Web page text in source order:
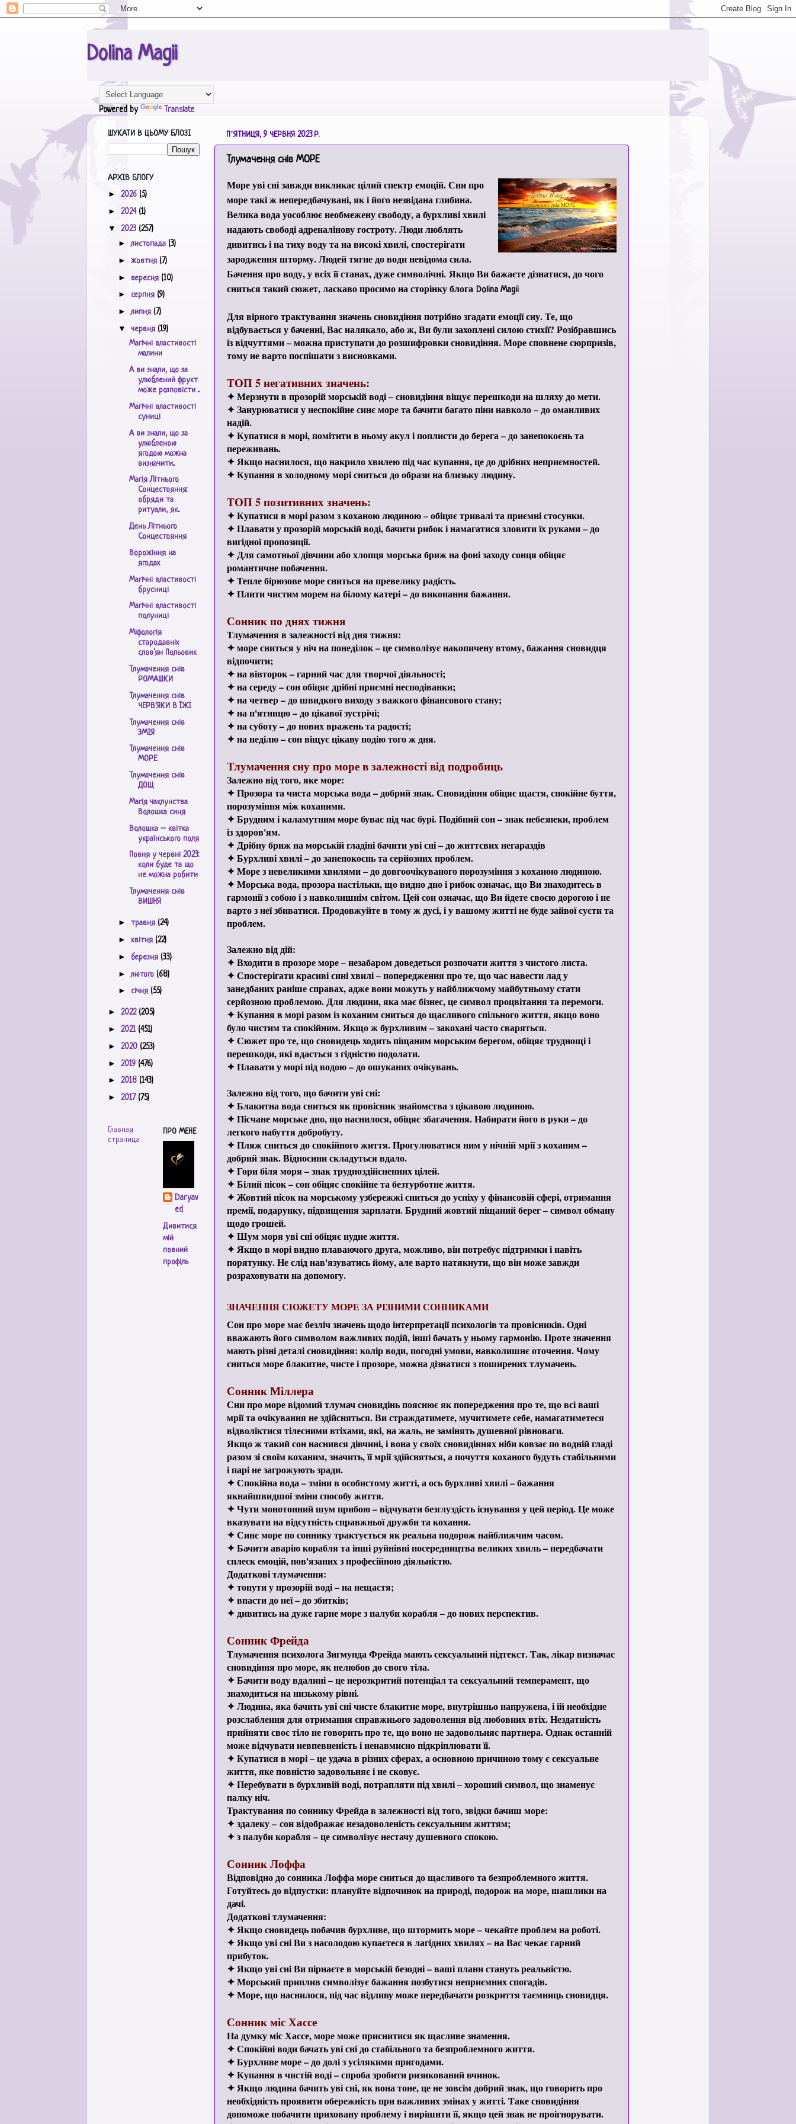
Dolina Magii
Powered by Translate
ПʼЯТНИЦЯ, 9 ЧЕРВНЯ 2023 Р.
Тлумачення снів МОРЕ
Море уві сні завжди викликає цілий спектр емоцій. Сни про
море такі ж непередбачувані, як і його незвідана глибина.
Велика вода уособлює необмежену свободу, а бурхливі хвилі
надають свободі адреналінову гостроту. Люди люблять
дивитись і на тиху воду та на високі хвилі, спостерігати
зародження шторму. Людей тягне до води невідома сила.
Бачення про воду, у всіх її станах, дуже символічні. Якщо Ви бажаєте дізнатися, до чого
сниться такий сюжет, ласкаво просимо на сторінку блога Dolina Magii
Для вірного трактування значень сновидіння потрібно згадати емоції сну. Те, що
відбувається у баченні, Вас налякало, або ж, Ви були захоплені силою стихії? Розібравшись
із відчуттями – можна приступати до розшифровки сновидіння. Море сповнене сюрпризів,
тому не варто поспішати з висновками.
ТОП 5 негативних значень:
✦ Мерзнути в прозорій морській воді – сновидіння віщує перешкоди на шляху до мети.
✦ Занурюватися у неспокійне синє море та бачити багато піни навколо – до оманливих
надій.
✦ Купатися в морі, помітити в ньому акул і поплисти до берега – до занепокоєнь та
переживань.
✦ Якщо наснилося, що накрило хвилею під час купання, це до дрібних неприємностей.
✦ Купання в холодному морі сниться до образи на близьку людину.
ТОП 5 позитивних значень:
✦ Купатися в морі разом з коханою людиною – обіцяє тривалі та приємні стосунки.
✦ Плавати у прозорій морській воді, бачити рибок і намагатися зловити їх руками – до
вигідної пропозиції.
✦ Для самотньої дівчини або хлопця морська бриж на фоні заходу сонця обіцяє
романтичне побачення.
✦ Тепле бірюзове море сниться на превелику радість.
✦ Плити чистим морем на білому катері – до виконання бажання.
Сонник по днях тижня
Тлумачення в залежності від дня тижня:
✦ море сниться у ніч на понеділок – це символізує накопичену втому, бажання сновидця
відпочити;
✦ на вівторок – гарний час для творчої діяльності;
✦ на середу – сон обіцяє дрібні приємні несподіванки;
✦ на четвер – до швидкого виходу з важкого фінансового стану;
✦ на п'ятницю – до цікавої зустрічі;
✦ на суботу – до нових вражень та радості;
✦ на неділю – сон віщує цікаву подію того ж дня.
Тлумачення сну про море в залежності від подробиць
Залежно від того, яке море:
✦ Прозора та чиста морська вода – добрий знак. Сновидіння обіцяє щастя, спокійне буття,
порозуміння між коханими.
✦ Брудним і каламутним море буває під час бурі. Подібний сон – знак небезпеки, проблем
із здоров'ям.
✦ Дрібну бриж на морській гладіні бачити уві сні – до життєвих негараздів
✦ Бурхливі хвилі – до занепокоєнь та серйозних проблем.
✦ Море з невеликими хвилями – до довгоочікуваного порозуміння з коханою людиною.
✦ Морська вода, прозора настільки, що видно дно і рибок означає, що Ви знаходитесь в
гармонії з собою і з навколишнім світом. Цей сон означає, що Ви йдете своєю дорогою і не
варто з неї збиватися. Продовжуйте в тому ж дусі, і у вашому житті не буде зайвої суєти та
проблем.
Залежно від дій:
✦ Входити в прозоре море – незабаром доведеться розпочати життя з чистого листа.
✦ Спостерігати красиві сині хвилі – попередження про те, що час навести лад у
занедбаних раніше справах, адже вони можуть у найближчому майбутньому стати
серйозною проблемою. Для людини, яка має бізнес, це символ процвітання та перемоги.
✦ Купання в морі разом із коханим сниться до щасливого спільного життя, якщо воно
було чистим та спокійним. Якщо ж бурхливим – закохані часто сваряться.
✦ Сюжет про те, що сновидець ходить піщаним морським берегом, обіцяє труднощі і
перешкоди, які вдасться з гідністю подолати.
✦ Плавати у морі під водою – до ошуканих очікувань.
Залежно від того, що бачити уві сні:
✦ Блакитна вода сниться як провісник знайомства з цікавою людиною.
✦ Пісчане морське дно, що наснилося, обіцяє збагачення. Набирати його в руки – до
легкого набуття добробуту.
✦ Пляж сниться до спокійного життя. Прогулюватися ним у нічній мрії з коханим –
добрий знак. Відносини складуться вдало.
✦ Гори біля моря – знак трудноздійсненних цілей.
✦ Білий пісок – сон обіцяє спокійне та безтурботне життя.
✦ Жовтий пісок на морському узбережжі сниться до успіху у фінансовій сфері, отримання
премії, подарунку, підвищення зарплати. Брудний жовтий піщаний берег – символ обману
щодо грошей.
✦ Шум моря уві сні обіцяє нудне життя.
✦ Якщо в морі видно плаваючого друга, можливо, він потребує підтримки і навіть
порятунку. Не слід нав'язуватись йому, але варто натякнути, що він може завжди
розраховувати на допомогу.
ЗНАЧЕННЯ СЮЖЕТУ МОРЕ ЗА РІЗНИМИ СОННИКАМИ
Сон про море має безліч значень щодо інтерпретації психологів та провісників. Одні
вважають його символом важливих подій, інші бачать у ньому гармонію. Проте значення
мають різні деталі сновидіння: колір води, погодні умови, навколишнє оточення. Чому
сниться море блакитне, чисте і прозоре, можна дізнатися з поширених тлумачень.
Сонник Міллера
Сни про море відомий тлумач сновидінь пояснює як попередження про те, що всі ваші
мрії та очікування не здійсняться. Ви страждатимете, мучитимете себе, намагатиметеся
відволіктися тілесними втіхами, які, на жаль, не замінять душевної рівноваги.
Якщо ж такий сон наснився дівчині, і вона у своїх сновидіннях ніби ковзає по водній гладі
разом зі своїм коханим, значить, її мрії здійсняться, а почуття коханого будуть стабільними
і парі не загрожують зради.
✦ Спокійна вода – зміни в особистому житті, а ось бурхливі хвилі – бажання
якнайшвидшої зміни способу життя.
✦ Чути монотонний шум прибою – відчувати безглуздість існування у цей період. Це може
вказувати на відсутність справжньої дружби та кохання.
✦ Синє море по соннику трактується як реальна подорож найближчим часом.
✦ Бачити аварію корабля та інші руйнівні посередництва великих хвиль – передбачати
сплеск емоцій, пов'язаних з професійною діяльністю.
Додаткові тлумачення:
✦ тонути у прозорій воді – на нещастя;
✦ впасти до неї – до збитків;
✦ дивитись на дуже гарне море з палуби корабля – до нових перспектив.
Сонник Фрейда
Тлумачення психолога Зигмунда Фрейда мають сексуальний підтекст. Так, лікар визначає
сновидіння про море, як нелюбов до свого тіла.
✦ Бачити воду вдалині – це нерозкритий потенціал та сексуальний темперамент, що
знаходиться на низькому рівні.
✦ Людина, яка бачить уві сні чисте блакитне море, внутрішньо напружена, і їй необхідне
розслаблення для отримання справжнього задоволення від любовних втіх. Нездатність
прийняти своє тіло не говорить про те, що воно не задовольняє партнера. Однак останній
може відчувати невпевненість і ненавмисно підкріплювати її.
✦ Купатися в морі – це удача в різних сферах, а основною причиною тому є сексуальне
життя, яке повністю задовольняє і не сковує.
✦ Перебувати в бурхливій воді, потрапляти під хвилі – хороший символ, що знаменує
палку ніч.
Трактування по соннику Фрейда в залежності від того, звідки бачиш море:
✦ здалеку – сон відображає незадоволеність сексуальним життям;
✦ з палуби корабля – це символізує нестачу душевного спокою.
Сонник Лоффа
Відповідно до сонника Лоффа море сниться до щасливого та безпроблемного життя.
Готуйтесь до відпустки: плануйте відпочинок на природі, подорож на море, шашлики на
дачі.
Додаткові тлумачення:
✦ Якщо сновидець побачив бурхливе, що штормить море – чекайте проблем на роботі.
✦ Якщо уві сні Ви з насолодою купаєтеся в лагідних хвилях – на Вас чекає гарний
прибуток.
✦ Якщо уві сні Ви пірнаєте в морській безодні – ваші плани стануть реальністю.
✦ Морський приплив символізує бажання позбутися неприємних спогадів.
✦ Море, що наснилося, під час відливу може передбачати розкриття таємниць сновидця.
Сонник міс Хассе
На думку міс Хассе, море може приснитися як щасливе знамення.
✦ Спокійні води бачать уві сні до стабільного та безпроблемного життя.
✦ Бурхливе море – до долі з усілякими пригодами.
✦ Купання в чистій воді – спроба зробити ризикований вчинок.
✦ Якщо людина бачить уві сні, як вона тоне, це не зовсім добрий знак, що говорить про
необхідність проявити обережність при важливих змінах у житті. Таке сновидіння
допоможе побачити приховану проблему і вирішити її, якщо цей знак не проігнорувати.
ШУКАТИ В ЦЬОМУ БЛОЗІ
АРХІВ БЛОГУ
► 2026 (5)
► 2024 (1)
▼ 2023 (257)
►листопада (3)
►жовтня (7)
► вересня (10)
► серпня (9)
►липня (7)
▼червня (19)
Магічні властивості
малини
А ви знали, що за
улюблений фрукт
може розповісти ...
Магічні властивості
суниці
А ви знали, що за
улюбленою
ягодою можна
визначити...
Магія Літнього
Сонцестояння:
обряди та
ритуали, як...
День Літнього
Сонцестояння
Ворожіння на
ягодах
Магічні властивості
брусниці
Магічні властивості
полуниці
Міфологія
стародавніх
слов'ян Польовик
Тлумачення снів
РОМАШКИ
Тлумачення снів
ЧЕРВ'ЯКИ В ЇЖІ
Тлумачення снів
ЗМІЯ
Тлумачення снів
МОРЕ
Тлумачення снів
ДОЩ
Магія чаклунства
Волошка синя
Волошка – квітка
українського поля
Повня у червні 2023:
коли буде та що
не можна робити
Тлумачення снів
ВИШНЯ
►травня (24)
► квітня (22)
► березня (33)
►лютого (68)
► січня (55)
► 2022 (205)
► 2021 (451)
► 2020 (253)
► 2019 (476)
► 2018 (143)
► 2017 (75)
Главная
страница
ПРО МЕНЕ
Daryav
ed
Дивитися
мій
повний
профіль